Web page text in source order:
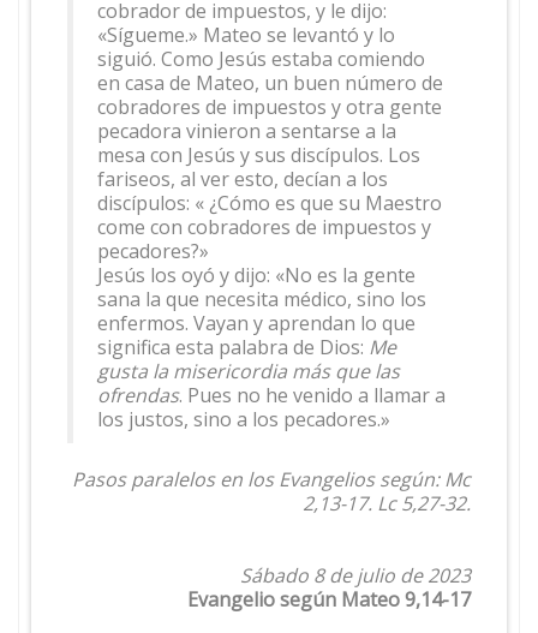
cobrador de impuestos, y le dijo:
«Sígueme.» Mateo se levantó y lo
siguió. Como Jesús estaba comiendo
en casa de Mateo, un buen número de
cobradores de impuestos y otra gente
pecadora vinieron a sentarse a la
mesa con Jesús y sus discípulos. Los
fariseos, al ver esto, decían a los
discípulos: « ¿Cómo es que su Maestro
come con cobradores de impuestos y
pecadores?»
Jesús los oyó y dijo: «No es la gente
sana la que necesita médico, sino los
enfermos. Vayan y aprendan lo que
significa esta palabra de Dios: Me
gusta la misericordia más que las
ofrendas. Pues no he venido a llamar a
los justos, sino a los pecadores.»
Pasos paralelos en los Evangelios según: Mc
2,13-17. Lc 5,27-32.
Sábado 8 de julio de 2023
Evangelio según Mateo 9,14-17